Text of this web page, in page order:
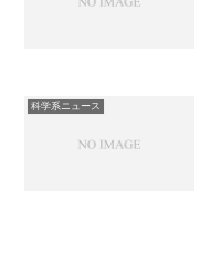
科学系ニュース